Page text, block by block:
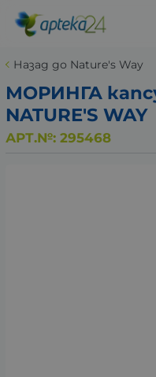
Назад до Nature's Way
МОРИНГА
NATURE'S WAY
АРТ.№: 295468